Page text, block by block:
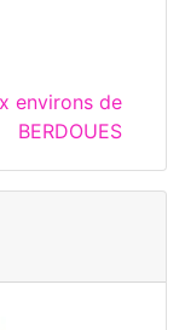
environs de
BERDOUES